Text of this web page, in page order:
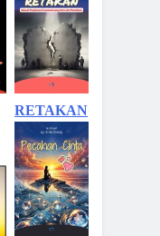
RETAKAN